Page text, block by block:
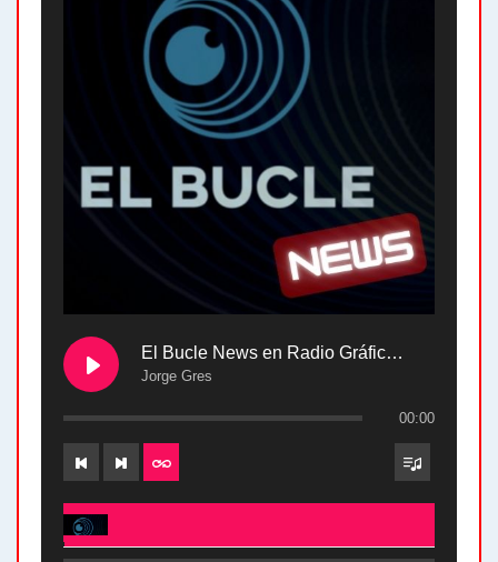
El Bucle News en Radio Gráfica. Bloque 2 . 28.04.24
Jorge Gres
00:00
El Bucle News en Radio Gráfica. Bloque 2 . 28.04.24 - Jorge Gres